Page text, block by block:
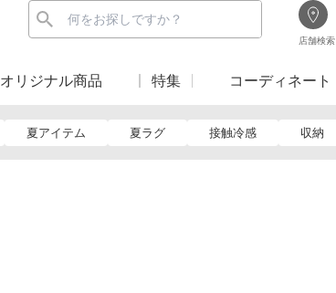
店舗検索
オリジナル商品 特集 コーディネート
夏アイテム 夏ラグ 接触冷感 収納